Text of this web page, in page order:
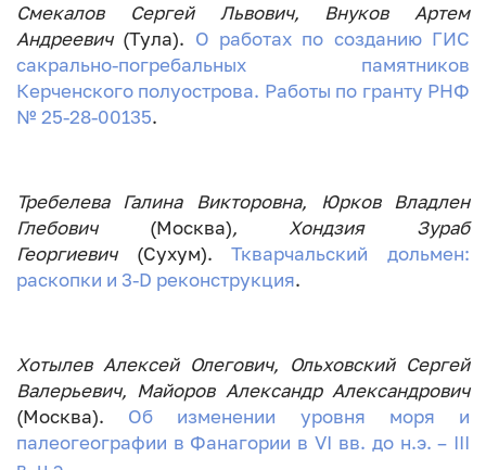
Смекалов Сергей Львович, Внуков Артем
Андреевич (Тула). О работах по созданию ГИС
сакрально-погребальных памятников
Керченского полуострова. Работы по гранту РНФ
№ 25-28-00135.
Требелева Галина Викторовна, Юрков Владлен
Глебович (Москва), Хондзия Зураб
Георгиевич (Сухум).Ткварчальский дольмен:
раскопки и 3-D реконструкция.
Хотылев Алексей Олегович, Ольховский Сергей
Валерьевич, Майоров Александр Александрович
(Москва). Об изменении уровня моря и
палеогеографии в Фанагории в VI вв. до н.э. – III